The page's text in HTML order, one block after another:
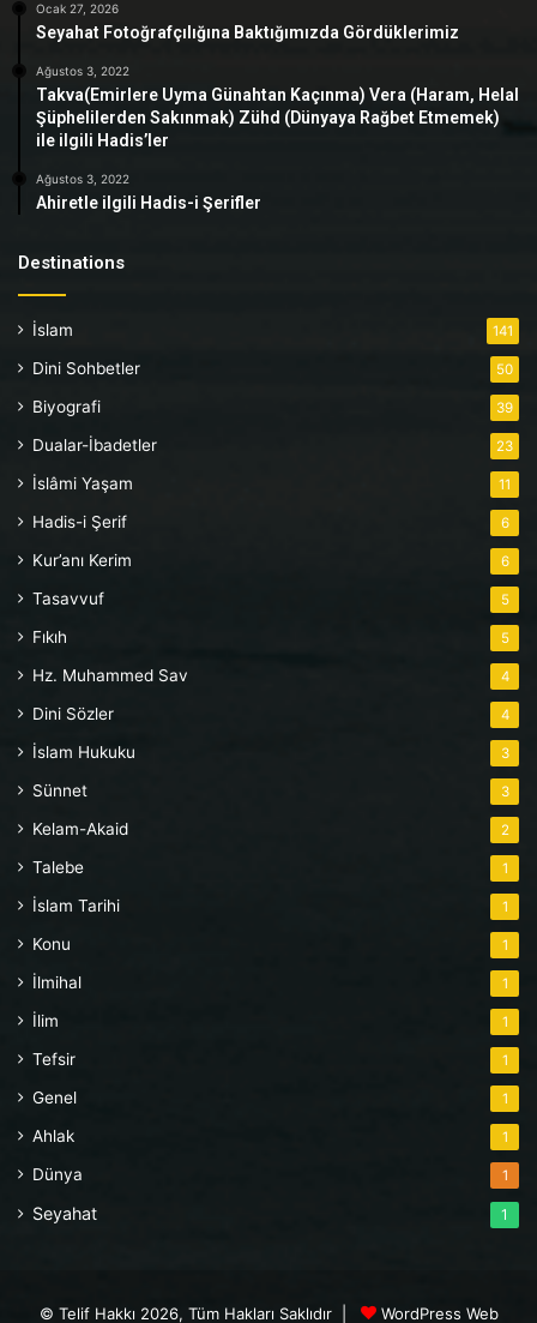
Ocak 27, 2026
Seyahat Fotoğrafçılığına Baktığımızda Gördüklerimiz
Ağustos 3, 2022
Takva(Emirlere Uyma Günahtan Kaçınma) Vera (Haram, Helal
Şüphelilerden Sakınmak) Zühd (Dünyaya Rağbet Etmemek)
ile ilgili Hadis’ler
Ağustos 3, 2022
Ahiretle ilgili Hadis-i Şerifler
Destinations
İslam 141
Dini Sohbetler 50
Biyografi 39
Dualar-İbadetler 23
İslâmi Yaşam 11
Hadis-i Şerif 6
Kur’anı Kerim 6
Tasavvuf 5
Fıkıh 5
Hz. Muhammed Sav 4
Dini Sözler 4
İslam Hukuku 3
Sünnet 3
Kelam-Akaid 2
Talebe 1
İslam Tarihi 1
Konu 1
İlmihal 1
İlim 1
Tefsir 1
Genel 1
Ahlak 1
Dünya 1
Seyahat 1
© Telif Hakkı 2026, Tüm Hakları Saklıdır | WordPress Web